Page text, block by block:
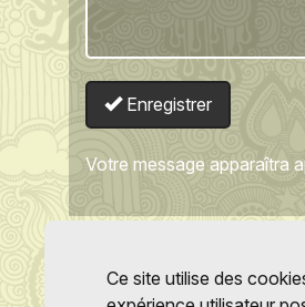
Enregistrer
Votre message apparaîtra
Ce site utilise des